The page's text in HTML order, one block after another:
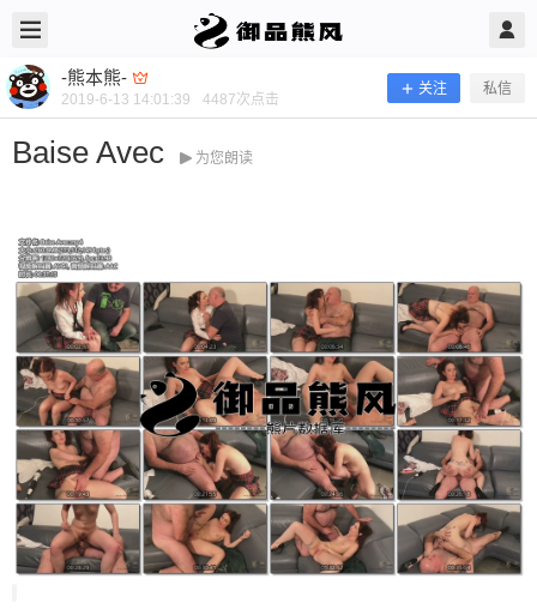
-熊本熊-
2019-6-13 14:01:39 4487次点击
关注 私信
Baise Avec 为您朗读
-熊本熊- @ 御品熊风 2019/6/13
Baise Avec
当前隐藏内容需要支付100熊币 已有55人支付 登录
立刻注册 0 收藏